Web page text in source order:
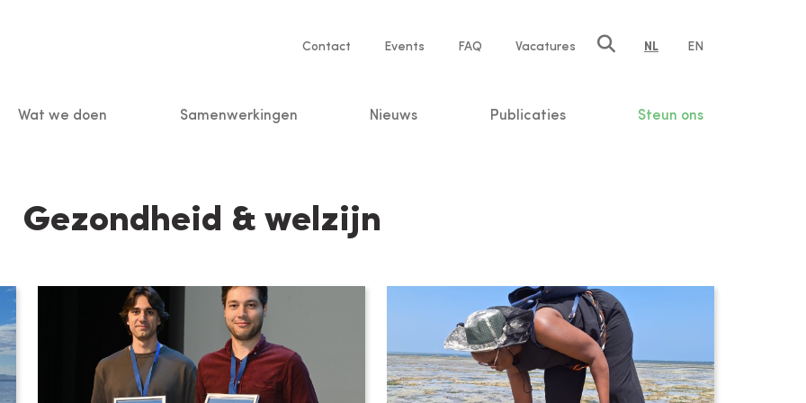
Service
Contact Events FAQ Vacatures NL EN
Wat we doen Samenwerkingen Nieuws Publicaties Steun ons
Gezondheid & welzijn